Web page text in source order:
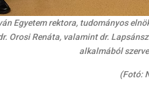
Egyetem rektora, tudományos
Orosi Renáta, valamint dr.
alkalmából
(Fotó: